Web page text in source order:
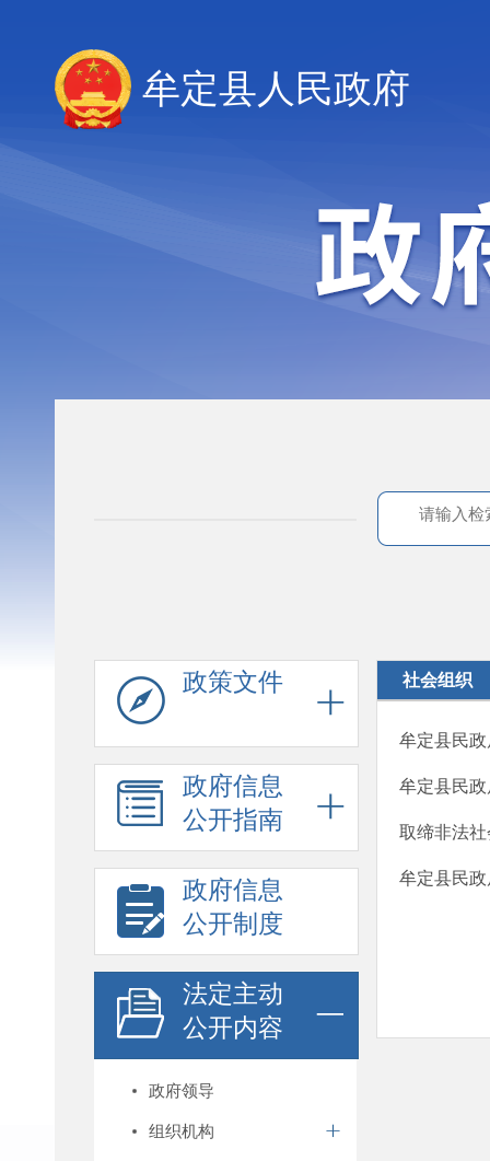
牟定县人民政府
政策文件
政府信息
公开指南
政府信息
公开制度
法定主动
公开内容
政府领导
组织机构
社会组织
牟定县民
牟定县民
取缔非法
牟定县民